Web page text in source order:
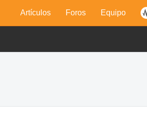
Artículos Foros Equipo